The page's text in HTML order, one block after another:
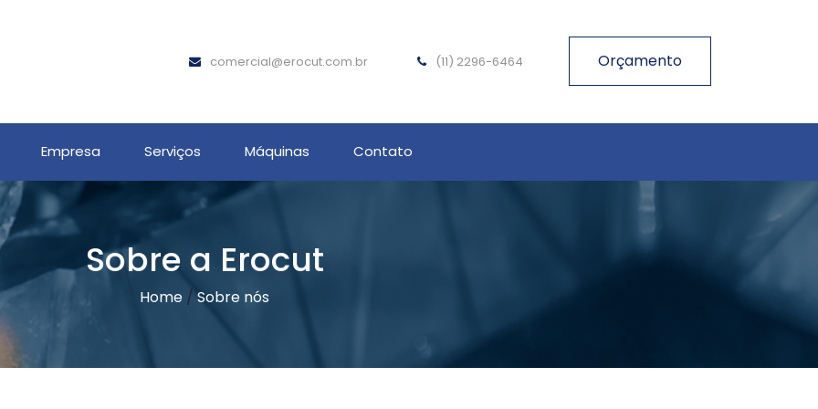
comercial@erocut.com.br (11) 2296-6464 Orçamento
Empresa Serviços Máquinas Contato
Sobre a Erocut
Home /Sobre nós